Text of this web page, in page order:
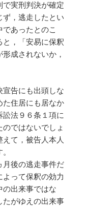
実刑判決が確定
ず，逃走したとい
あったとのこ
と，「安易に保釈
成されないか，
告にも出頭しな
た住居にも居なか
法９６条１項に
ではないでしょ
て，被告人本人
後の逃走事件だ
って保釈の効力
の出来事ではな
たがゆえの出来事